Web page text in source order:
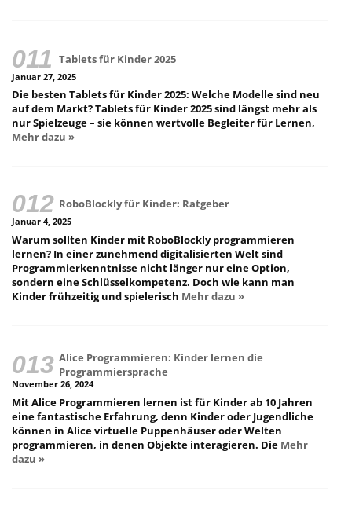
Tablets für Kinder 2025
Januar 27, 2025
Die besten Tablets für Kinder 2025: Welche Modelle sind neu
auf dem Markt? Tablets für Kinder 2025 sind längst mehr als
nur Spielzeuge – sie können wertvolle Begleiter für Lernen,
Mehr dazu »
RoboBlockly für Kinder: Ratgeber
Januar 4, 2025
Warum sollten Kinder mit RoboBlockly programmieren
lernen? In einer zunehmend digitalisierten Welt sind
Programmierkenntnisse nicht länger nur eine Option,
sondern eine Schlüsselkompetenz. Doch wie kann man
Kinder frühzeitig und spielerisch Mehr dazu »
Alice Programmieren: Kinder lernen die
Programmiersprache
November 26, 2024
Mit Alice Programmieren lernen ist für Kinder ab 10 Jahren
eine fantastische Erfahrung, denn Kinder oder Jugendliche
können in Alice virtuelle Puppenhäuser oder Welten
programmieren, in denen Objekte interagieren. Die Mehr
dazu »